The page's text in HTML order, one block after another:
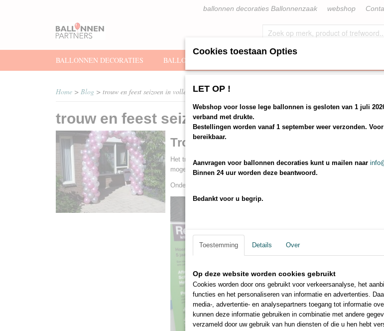
ballonnen decoraties Ballonnenzaak webshop
BALLONNEN DECORATIES BALLONNENBOOG ZELF MAKEN PAKKET
Home > Blog > trouw en feest seizoen in volle gang met uiteraard ballonnen
trouw en feest seizoen in volle gang met
Trouwen en feesten met ballonnen
Het trouw en feesten seizoen is in volle gang, diverse huwelijken
mogen aankleden.
Onder andere Restore met ballonnen bogen, ballon pilaren en bedrukte
Cookies toestaan Opties
LET OP !
Webshop voor losse lege ballonnen is gesloten van 1 juli
verband met drukte.
Bestellingen worden vanaf 1 september weer verzonden.
bereikbaar.
Aanvragen voor ballonnen decoraties kunt u mailen naar
Binnen 24 uur worden deze beantwoord.
Bedankt voor u begrip.
Toestemming Details Over
Op deze website worden cookies gebruikt
Cookies worden door ons gebruikt voor verkeersanalyse, het
functies en het personaliseren van informatie en advertenties.
media-, advertentie- en analysepartners toegang tot informatie
kunnen deze informatie gebruiken in combinatie met andere
verzameld door uw gebruik van hun diensten of die u hen hebt